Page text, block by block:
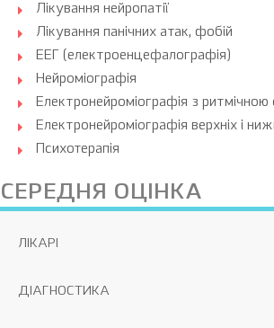
Лікування нейропатії
Лікування панічних атак, фобій
ЕЕГ (електроенцефалографія)
Нейроміографія
Електронейроміографія з ритмічною
Електронейроміографія верхніх і
Психотерапія
СЕРЕДНЯ ОЦІНКА
ЛІКАРІ
ДІАГНОСТИКА